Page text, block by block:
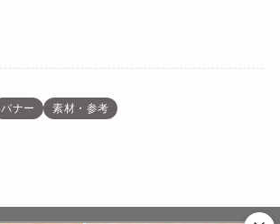
バナー 素材・参考